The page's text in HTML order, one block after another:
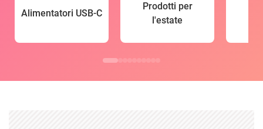
Alimentatori USB-C
Prodotti per
l'estate